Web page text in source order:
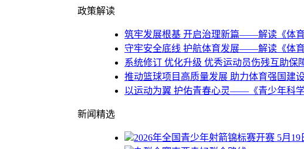
政策解读
筑牢发展根基 开启治理新篇——解读《体
守牢安全底线 护航体育发展——解读《体
系统修订 优化升级 优秀运动员伤残互助保
推动篮球项目高质量发展 助力体育强国
以运动为翼 护佑青春心灵——《青少年科
新闻精选
2026年全国青少年射箭锦标赛开赛 5月19